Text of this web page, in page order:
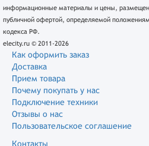
информационные материалы и цены,
публичной офертой, определяемой
кодекса РФ.
elecity.ru © 2011-2026
Как оформить заказ
Доставка
Прием товара
Почему покупать у нас
Подключение техники
Отзывы о нас
Пользовательское соглашение
Контакты